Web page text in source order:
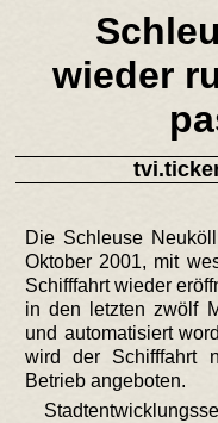
wieder
Die Schleuse
Oktober 2001, mit
Schifffahrt wieder
in den letzten zwölf
und automatisiert
wird der Schifffahrt
Betrieb angeboten.